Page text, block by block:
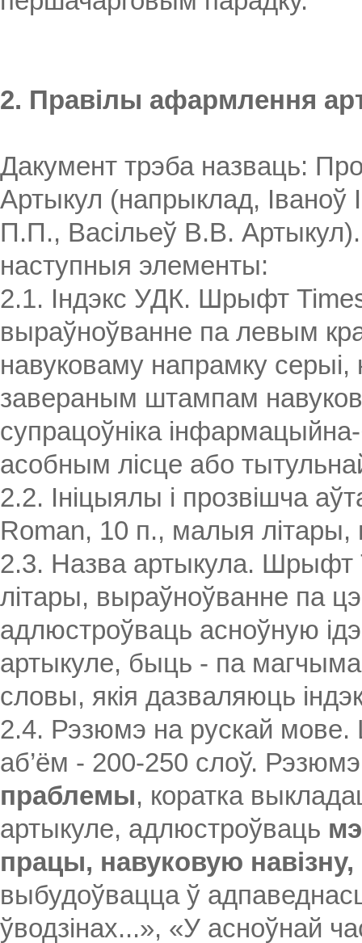
2. Правілы афармлення
Дакумент трэба назваць:
Артыкул (напрыклад, Іваноў
П.П., Васільеў В.В.
наступныя элементы:
2.1. Індэкс УДК. Шрыфт
выраўноўванне па левым
навуковаму напрамку
завераным штампам
супрацоўніка
асобным лісце або
2.2. Ініцыялы і прозвішча
Roman, 10 п., малыя
2.3. Назва артыкула.
літары, выраўноўванне па
адлюстроўваць асноўную
артыкуле, быць - па
словы, якія дазваляюць
2.4. Рэзюмэ на рускай
аб’ём - 200-250 слоў.
праблемы, коратка
артыкуле, адлюстроўваць
працы, навуковую
выбудоўвацца ў
ўводзінах...», «У асноўнай